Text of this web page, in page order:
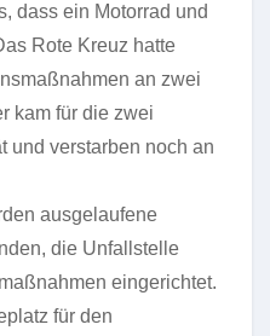
dass ein Motorrad und
Rote Kreuz hatte
an zwei
kam für die zwei
und verstarben noch an
ausgelaufene
die Unfallstelle
eingerichtet.
für den